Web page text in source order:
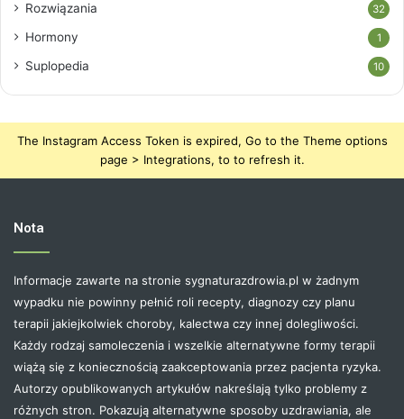
Rozwiązania 32
Hormony 1
Suplopedia 10
The Instagram Access Token is expired, Go to the Theme options
page > Integrations, to to refresh it.
Nota
Informacje zawarte na stronie sygnaturazdrowia.pl w żadnym
wypadku nie powinny pełnić roli recepty, diagnozy czy planu
terapii jakiejkolwiek choroby, kalectwa czy innej dolegliwości.
Każdy rodzaj samoleczenia i wszelkie alternatywne formy terapii
wiążą się z koniecznością zaakceptowania przez pacjenta ryzyka.
Autorzy opublikowanych artykułów nakreślają tylko problemy z
różnych stron. Pokazują alternatywne sposoby uzdrawiania, ale